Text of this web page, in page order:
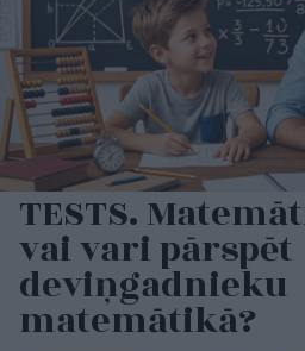
TESTS.
vai vari pārspēt
deviņgadnieku
matemātikā?